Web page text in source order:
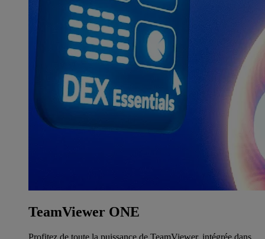
TeamViewer ONE